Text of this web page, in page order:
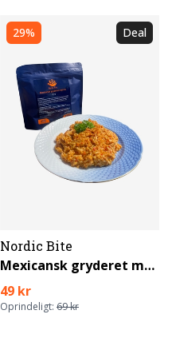
29% Deal
Nordic Bite
Mexicansk gryderet med ris
49 kr
Oprindeligt: 69 kr